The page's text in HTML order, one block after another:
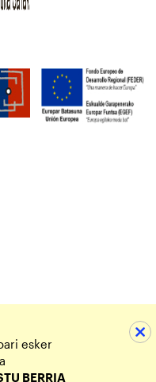
esker
BERRIA